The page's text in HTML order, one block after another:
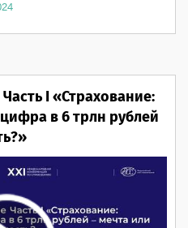
I «Страхование:
в 6 трлн рублей